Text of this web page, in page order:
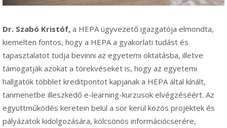
Dr. Szabó Kristóf, a HEPA ügyvezető igazgatója elmondta,
kiemelten fontos, hogy a HEPA a gyakorlati tudást és
tapasztalatot tudja bevinni az egyetemi oktatásba, illetve
támogatják azokat a törekvéseket is, hogy az egyetemi
hallgatók többlet kreditpontot kapjanak a HEPA által kínált,
tanmenetbe illeszkedő e-learning-kurzusok elvégzéséért. Az
együttműködés keretein belül a sor kerül közös projektek és
pályázatok kidolgozására, kölcsönös információcserére,